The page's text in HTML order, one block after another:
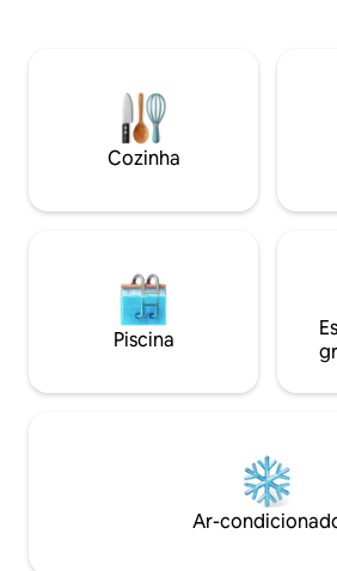
Banheiro privativo com chuveiro e
produtos de higiene pessoal • Varanda
privada com vista para a baía e nossa
piscina • Kitchenette com frigorífico,
cafeteira • Chá e café gratuitos •
acomoda até 3 adultos ou 2 adultos
2 crianças de 9 anos ou menos.
hóspedes recebem uma bebida de
check-in, bem como um check-in
Cozinha
Piscina
Ar-